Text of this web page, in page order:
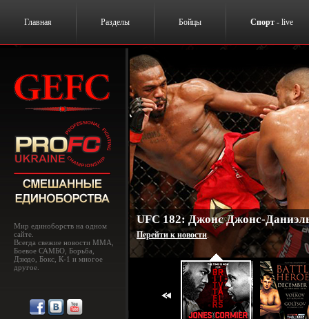
Главная Разделы Бойцы Спорт - live
Мир единоборств на одном
сайте.
Всегда свежие новости MMA,
Боевое САМБО, Борьба,
Дзюдо, Бокс, К-1 и многое
другое.
UFC 182: Джонс Джонс-
Перейти к новости.